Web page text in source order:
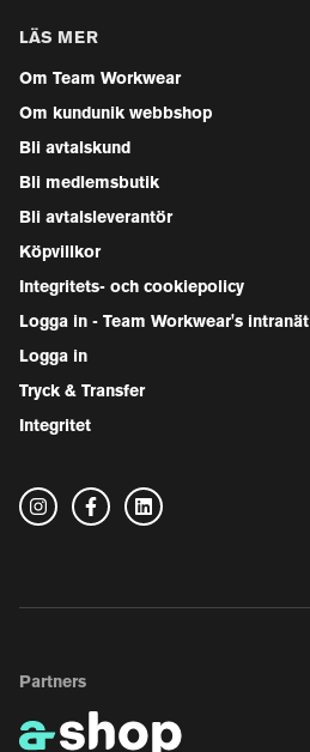
LÄS MER
Om Team Workwear
Om kundunik webbshop
Bli avtalskund
Bli medlemsbutik
Bli avtalsleverantör
Köpvillkor
Integritets- och cookiepolicy
Logga in - Team Workwear's intranät
Logga in
Tryck & Transfer
Integritet
Partners